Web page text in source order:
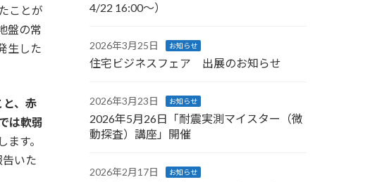
ことが
盤の常
生した
と、赤
は軟弱
す。
いた
4/22 16:00～）
2026年3月25日 お知らせ
住宅ビジネスフェア 出展のお知らせ
2026年3月23日 お知らせ
2026年5月26日「耐震実測マイスター（微
動探査）講座」開催
2026年2月17日 お知らせ